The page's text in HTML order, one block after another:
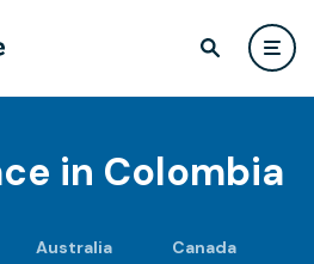
in Colombia
Australia Canada